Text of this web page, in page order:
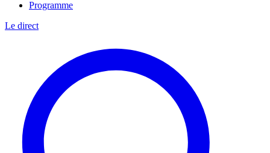
Programme
Le direct